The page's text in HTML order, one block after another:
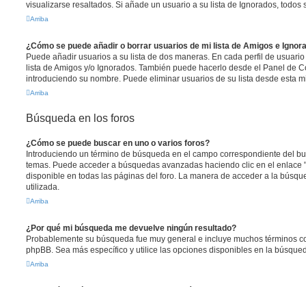
visualizarse resaltados. Si añade un usuario a su lista de Ignorados, todos
Arriba
¿Cómo se puede añadir o borrar usuarios de mi lista de Amigos e
Puede añadir usuarios a su lista de dos maneras. En cada perfil de
lista de Amigos y/o Ignorados. También puede hacerlo desde el Panel de
introduciendo su nombre. Puede eliminar usuarios de su lista desde esta
Arriba
Búsqueda en los foros
¿Cómo se puede buscar en uno o varios foros?
Introduciendo un término de búsqueda en el campo correspondiente del
temas. Puede acceder a búsquedas avanzadas haciendo clic en el enlace
disponible en todas las páginas del foro. La manera de acceder a la
utilizada.
Arriba
¿Por qué mi búsqueda me devuelve ningún resultado?
Probablemente su búsqueda fue muy general e incluye muchos términos
phpBB. Sea más específico y utilice las opciones disponibles en la
Arriba